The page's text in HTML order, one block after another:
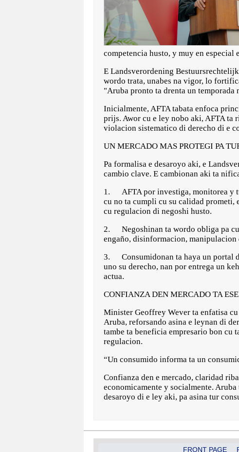
competencia husto, y muy en
E Landsverordening
wordo trata, unabes na vigor, lo
"Aruba pronto ta drenta un
Inicialmente, AFTA tabata enfoca
prijs. Awor cu e ley nobo aki, AFTA ta
violacion sistematico di derecho di e
UN MERCADO MAS PROTEGI PA
Pa formalisa e desaroyo aki, e
cambio clave. E cambionan aki ta
1. AFTA por investiga, monitorea y
cu no ta cumpli cu su calidad prometi,
cu regulacion di negoshi husto.
2. Negoshinan ta wordo obliga pa
engaño, disinformacion,
3. Consumidonan ta haya un portal
uno su derecho, nan por entrega un
actua.
CONFIANZA DEN MERCADO TA
Minister Geoffrey Wever ta enfatisa
Aruba, reforsando asina e leynan di
tambe ta beneficia empresario bon cu
regulacion.
“Un consumido informa ta un
Confianza den e mercado, claridad
economicamente y socialmente.
desaroyo di e ley aki, pa asina tur
FRONT PAGE